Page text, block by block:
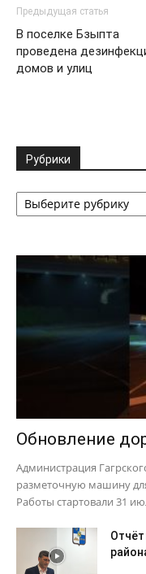
Предыдущая статья
В поселке Бзыпта
проведена
домов и улиц
Рубрики
Рубрики
Обновление
Администрация
разметочную машину
Работы стартовали 31